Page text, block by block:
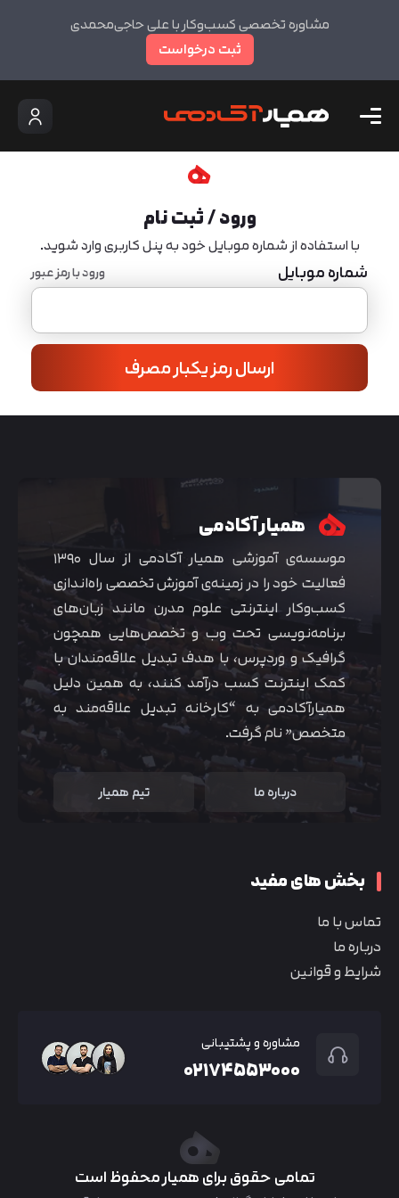
مشاوره تخصصی کسب‌وکار با علی حاجی‌محمدی
ثبت درخواست
ورود / ثبت نام
با استفاده از شماره موبایل خود به پنل کاربری وارد شوید.
شماره موبایل ورود با رمز عبور
ارسال رمز یکبار مصرف
همیار آکادمی
موسسه‌ی آموزشی همیار آکادمی از سال ۱۳۹۰
فعالیت خود را در زمینه‌ی آموزش تخصصی راه‌اندازی
کسب‌و‌کار اینترنتی علوم مدرن مانند زبان‌های
برنامه‌نویسی تحت وب و تخصص‌هایی همچون
گرافیک و وردپرس، با هدف تبدیل علاقه‌مندان با
کمک اینترنت کسب درآمد کنند، به همین دلیل
همیارآکادمی به “کارخانه تبدیل علاقه‌مند به
متخصص” نام گرفت.
درباره ما تیم همیار
بخش های مفید
تماس با ما
درباره ما
شرایط و قوانین
مشاوره و پشتیبانی
۰۲۱۷۴۵۵۳۰۰۰
تمامی حقوق برای همیار محفوظ است
متوجه شدم